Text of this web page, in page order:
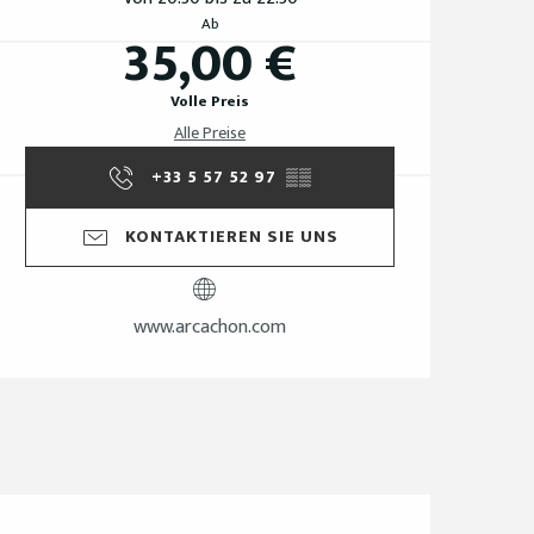
Ab
35,00 €
Volle Preis
Alle Preise
+33 5 57 52 97 ▒▒
KONTAKTIEREN SIE UNS
www.arcachon.com